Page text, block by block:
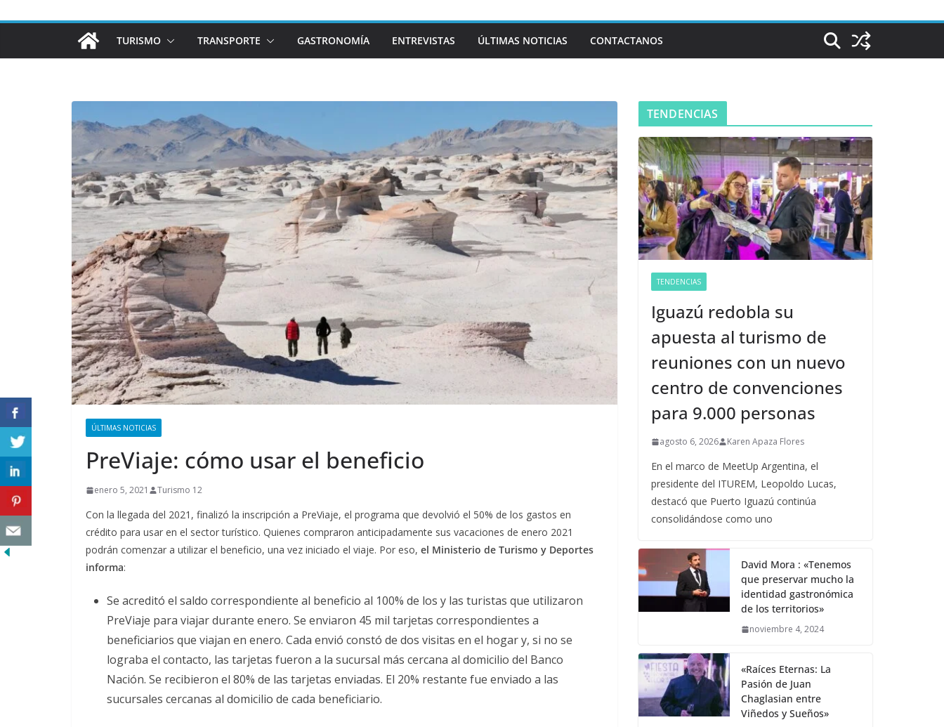
TURISMO TRANSPORTE GASTRONOMÍA ENTREVISTAS ÚLTIMAS NOTICIAS CONTACTANOS
ÚLTIMAS NOTICIAS
PreViaje: cómo usar el beneficio
enero 5, 2021 Turismo 12
Con la llegada del 2021, finalizó la inscripción a PreViaje, el programa que devolvió el 50% de los gastos en
crédito para usar en el sector turístico. Quienes compraron anticipadamente sus vacaciones de enero 2021
podrán comenzar a utilizar el beneficio, una vez iniciado el viaje. Por eso, el Ministerio de Turismo y Deportes
informa:
Se acreditó el saldo correspondiente al beneficio al 100% de los y las turistas que utilizaron
PreViaje para viajar durante enero. Se enviaron 45 mil tarjetas correspondientes a
beneficiarios que viajan en enero. Cada envió constó de dos visitas en el hogar y, si no se
lograba el contacto, las tarjetas fueron a la sucursal más cercana al domicilio del Banco
Nación. Se recibieron el 80% de las tarjetas enviadas. El 20% restante fue enviado a las
sucursales cercanas al domicilio de cada beneficiario.
TENDENCIAS
TENDENCIAS
Iguazú redobla su
apuesta al turismo de
reuniones con un nuevo
centro de convenciones
para 9.000 personas
agosto 6, 2026 Karen Apaza Flores
En el marco de MeetUp Argentina, el
presidente del ITUREM, Leopoldo Lucas,
destacó que Puerto Iguazú continúa
consolidándose como uno
David Mora : «Tenemos
que preservar mucho la
identidad gastronómica
de los territorios»
noviembre 4, 2024
«Raíces Eternas: La
Pasión de Juan
Chaglasian entre
Viñedos y Sueños»